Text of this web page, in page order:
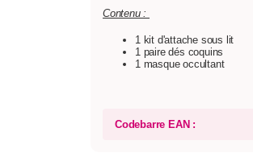
Contenu :
1 kit d'attache sous lit
1 paire dés coquins
1 masque occultant
Codebarre EAN :